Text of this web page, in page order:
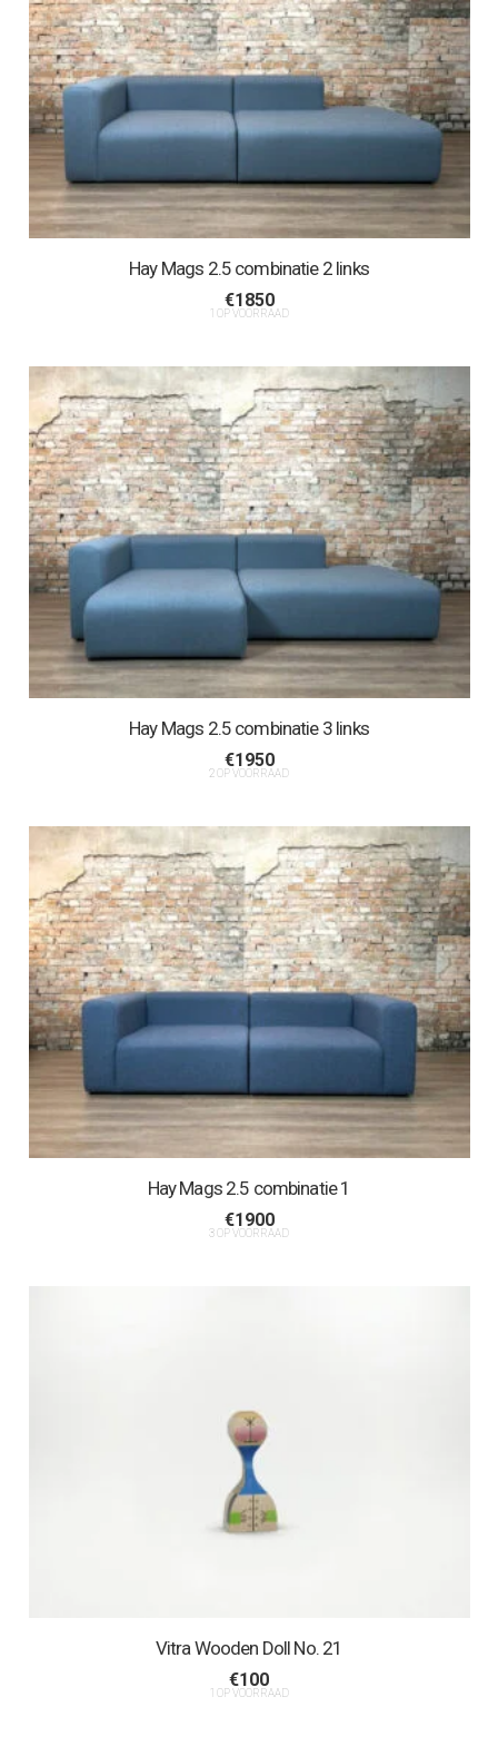
Hay Mags 2.5 combinatie 2 links
€1850
1 OP VOORRAAD
Hay Mags 2.5 combinatie 3 links
€1950
2 OP VOORRAAD
Hay Mags 2.5 combinatie 1
€1900
3 OP VOORRAAD
Vitra Wooden Doll No. 21
€100
1 OP VOORRAAD